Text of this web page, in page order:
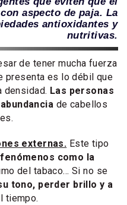
aspecto de paja. La
antioxidantes y
nutritivas.
de tener mucha fuerza
presenta es lo débil que
densidad. Las personas
de cabellos
externas. Este tipo
como la
del tabaco... Si no se
tono, perder brillo y a
tiempo.